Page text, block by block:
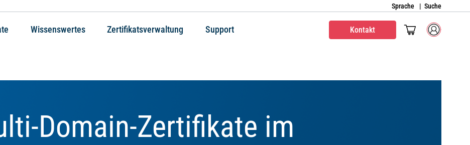
Sprache Suche
Wissenswertes Zertifikatsverwaltung Support Kontakt
Domain-Zertifikate im